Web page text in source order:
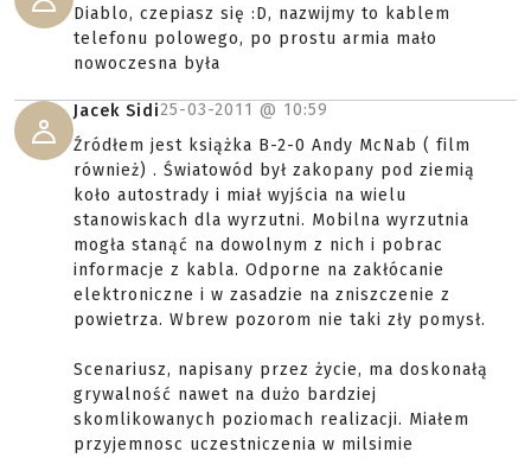
Diablo, czepiasz się :D, nazwijmy to kablem
telefonu polowego, po prostu armia mało
nowoczesna była
Jacek Sidi25-03-2011 @ 10:59
Źródłem jest książka B-2-0 Andy McNab ( film
również) . Światowód był zakopany pod ziemią
koło autostrady i miał wyjścia na wielu
stanowiskach dla wyrzutni. Mobilna wyrzutnia
mogła stanąć na dowolnym z nich i pobrac
informacje z kabla. Odporne na zakłócanie
elektroniczne i w zasadzie na zniszczenie z
powietrza. Wbrew pozorom nie taki zły pomysł.
Scenariusz, napisany przez życie, ma doskonałą
grywalność nawet na dużo bardziej
skomlikowanych poziomach realizacji. Miałem
przyjemnosc uczestniczenia w milsimie